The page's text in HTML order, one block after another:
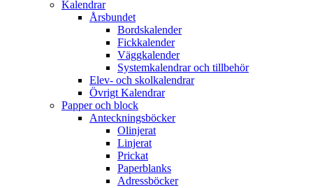
Kalendrar
Årsbundet
Bordskalender
Fickkalender
Väggkalender
Systemkalendrar och tillbehör
Elev- och skolkalendrar
Övrigt Kalendrar
Papper och block
Anteckningsböcker
Olinjerat
Linjerat
Prickat
Paperblanks
Adressböcker